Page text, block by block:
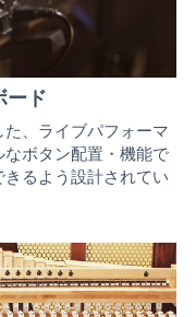
ード
た、ライブパフォーマ
ボタン配置・機能で
るよう設計されてい